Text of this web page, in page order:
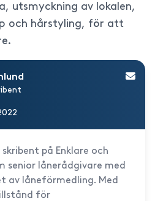
utsmyckning av lokalen,
och hårstyling, för att
på Enklare och
senior lånerådgivare med
av låneförmedling. Med
för